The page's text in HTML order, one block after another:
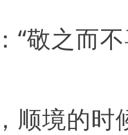
“敬之而
顺境的时